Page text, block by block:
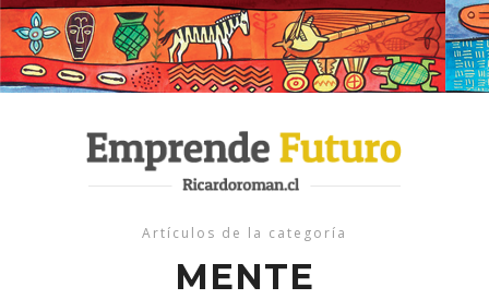
Artículos de la categoría
MENTE